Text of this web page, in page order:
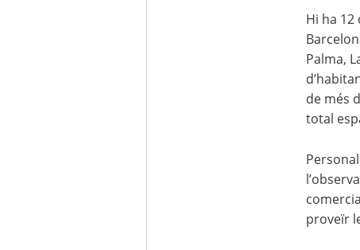
Hi ha
Palma,
de més
total
proveïr